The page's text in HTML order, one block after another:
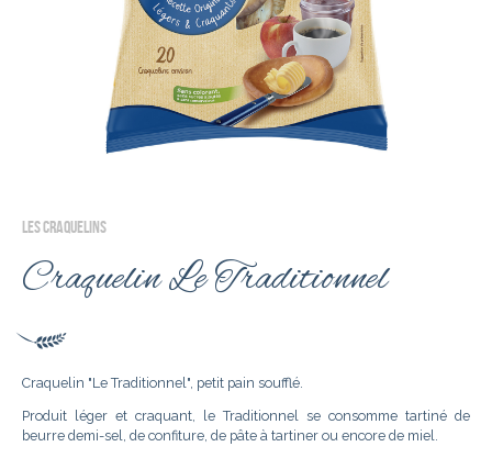
LES CRAQUELINS
Craquelin Le Traditionnel
Craquelin "Le Traditionnel", petit pain soufflé.
Produit léger et craquant, le Traditionnel se consomme tartiné de
beurre demi-sel, de confiture, de pâte à tartiner ou encore de miel.